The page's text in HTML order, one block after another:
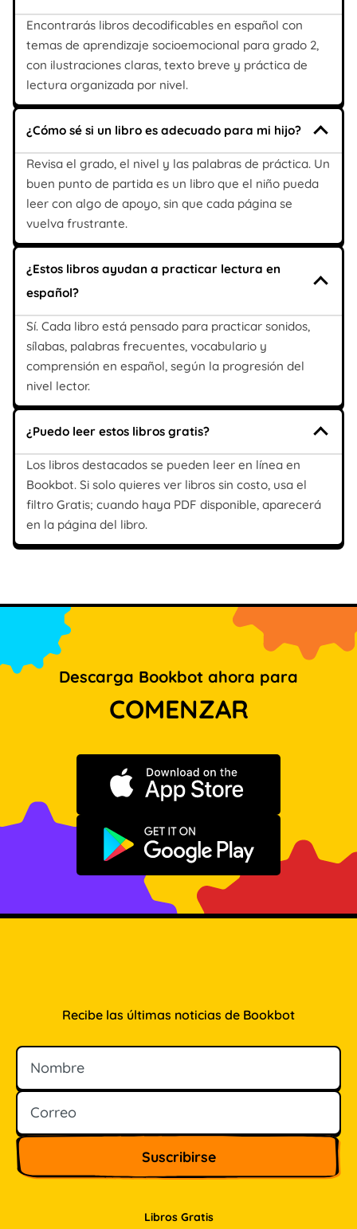
Encontrarás libros decodificables en español con
temas de aprendizaje socioemocional para grado 2,
con ilustraciones claras, texto breve y práctica de
lectura organizada por nivel.
¿Cómo sé si un libro es adecuado para mi hijo?
Revisa el grado, el nivel y las palabras de práctica. Un
buen punto de partida es un libro que el niño pueda
leer con algo de apoyo, sin que cada página se
vuelva frustrante.
¿Estos libros ayudan a practicar lectura en
español?
Sí. Cada libro está pensado para practicar sonidos,
sílabas, palabras frecuentes, vocabulario y
comprensión en español, según la progresión del
nivel lector.
¿Puedo leer estos libros gratis?
Los libros destacados se pueden leer en línea en
Bookbot. Si solo quieres ver libros sin costo, usa el
filtro Gratis; cuando haya PDF disponible, aparecerá
en la página del libro.
Descarga Bookbot ahora para
COMENZAR
Descargar en App Store
Disponible en Google Play
Libros Gratis
Recibe las últimas noticias de Bookbot
Nombre
Correo